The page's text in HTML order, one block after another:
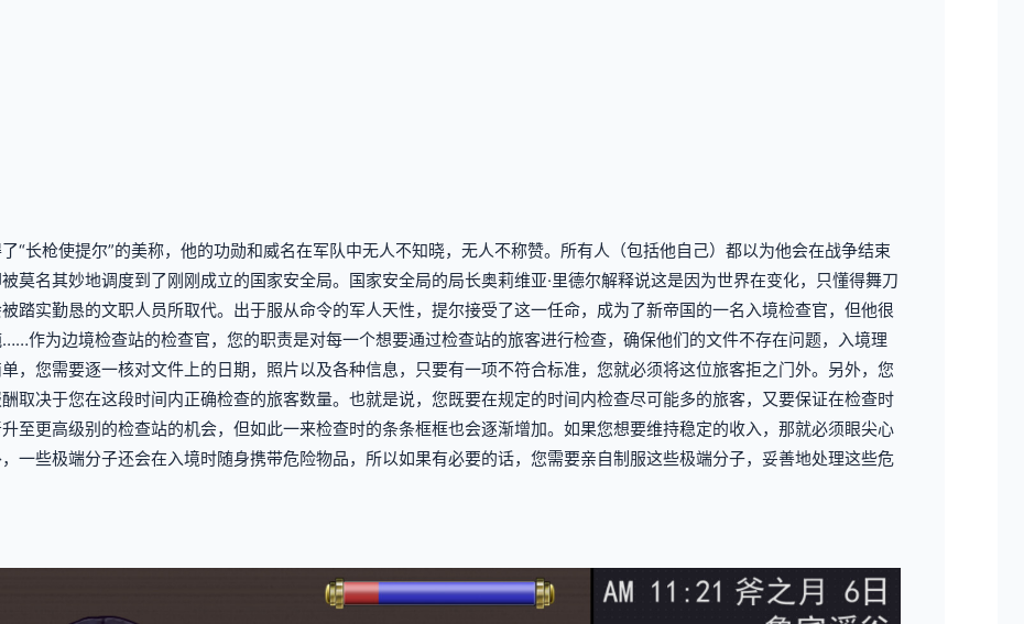
“长枪使提尔”的美称，他的功勋和威名在军队中无人不知晓，无人不称赞。所有人（包括他自己）都以为他会在战争结束
莫名其妙地调度到了刚刚成立的国家安全局。国家安全局的局长奥莉维亚·里德尔解释说这是因为世界在变化，只懂得舞刀
踏实勤恳的文职人员所取代。出于服从命令的军人天性，提尔接受了这一任命，成为了新帝国的一名入境检查官，但他很
作为边境检查站的检查官，您的职责是对每一个想要通过检查站的旅客进行检查，确保他们的文件不存在问题，入境理
，您需要逐一核对文件上的日期，照片以及各种信息，只要有一项不符合标准，您就必须将这位旅客拒之门外。另外，您
取决于您在这段时间内正确检查的旅客数量。也就是说，您既要在规定的时间内检查尽可能多的旅客，又要保证在检查时
至更高级别的检查站的机会，但如此一来检查时的条条框框也会逐渐增加。如果您想要维持稳定的收入，那就必须眼尖心
一些极端分子还会在入境时随身携带危险物品，所以如果有必要的话，您需要亲自制服这些极端分子，妥善地处理这些危